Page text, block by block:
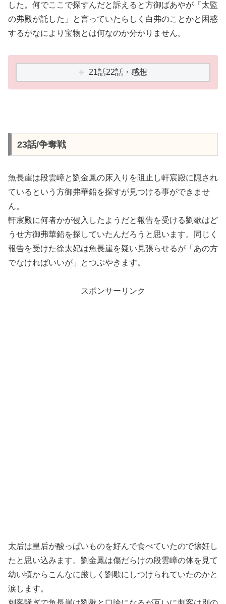
した。何でここで探すんだと訴えると方御ばあやが「太監
の弗殿が託した」と言っていたらしく白弗のことかと困惑
するがなにより宝物とは何なのか分かりません。
21話22話・感想
23話/争奪戦
魚長崖は段雲嶂と劉金鳳の床入りを阻止し軒宸殿に隠され
ているという方御弗華鉛を探すが見つける事ができませ
ん。
軒宸殿に何者かが侵入したようだと報告を受ける劉歇はど
うせ方御弗華鉛を探していたんだろうと思います。同じく
報告を受けた徐太妃は魚長崖を疑い見張らせるが「あの方
でなければいいが」とつぶやきます。
スポンサーリンク
太后は皇后が酸っぱいものを好んで食べていたので懐妊し
たと思い込みます。劉金鳳は傷だらけの段雲嶂の体を見て
幼い頃からこんなに厳しく劉歇にしつけられていたのかと
涙します。